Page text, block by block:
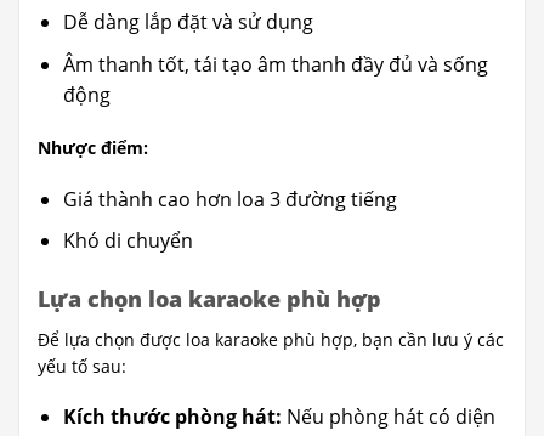
Dễ dàng lắp đặt và sử dụng
Âm thanh tốt, tái tạo âm thanh đầy đủ và sống
động
Nhược điểm:
Giá thành cao hơn loa 3 đường tiếng
Khó di chuyển
Lựa chọn loa karaoke phù hợp
Để lựa chọn được loa karaoke phù hợp, bạn cần lưu ý các
yếu tố sau:
Kích thước phòng hát: Nếu phòng hát có diện